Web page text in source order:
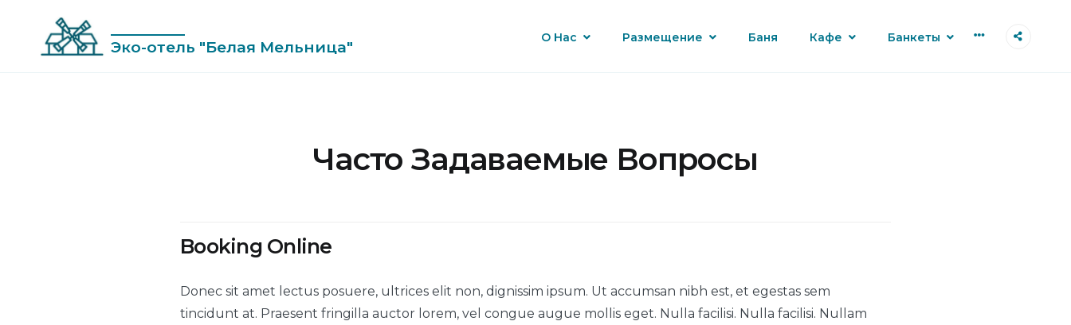
content
Эко-отель "Белая Мельница" О Нас Размещение Баня Кафе Банкеты More
Часто Задаваемые Вопросы
Booking Online
Donec sit amet lectus posuere, ultrices elit non, dignissim ipsum. Ut accumsan nibh est, et egestas sem
tincidunt at. Praesent fringilla auctor lorem, vel congue augue mollis eget. Nulla facilisi. Nulla facilisi. Nullam